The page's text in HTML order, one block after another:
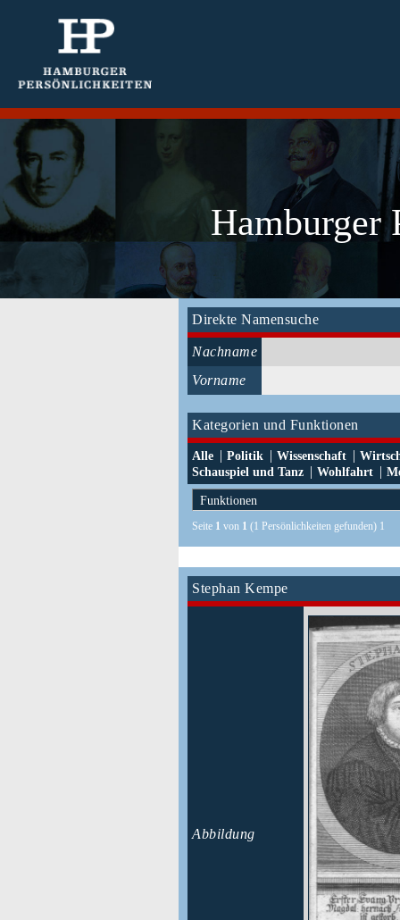
Hamburger
Direkte Namensuche
Nachname
Vorname
Kategorien und Funktionen
Alle | Politik | Wissenschaft |
Schauspiel und Tanz | Wohlfahrt |
Seite 1 von 1 (1 Persönlichkeiten gefunden) 1
Stephan Kempe
Abbildung